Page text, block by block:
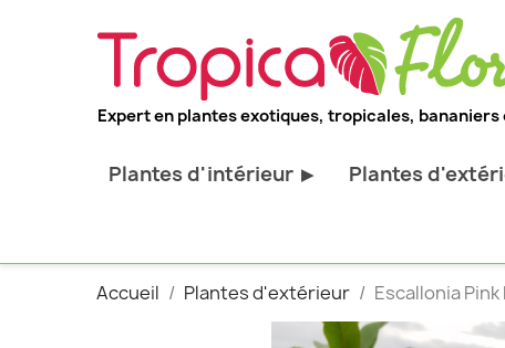
Expert en plantes exotiques, tropicales,
Plantes d'intérieur ▶
Plantes pour bureau
Palmier d'intérieur
Plantes
Toutes les
Bananiers
Palmiers
Accueil Plantes d'extérieur Escallonia